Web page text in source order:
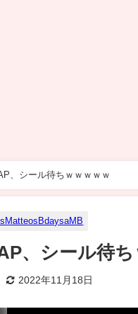
、シール待ちｗｗｗｗｗ
、シール待
2022年11月18日